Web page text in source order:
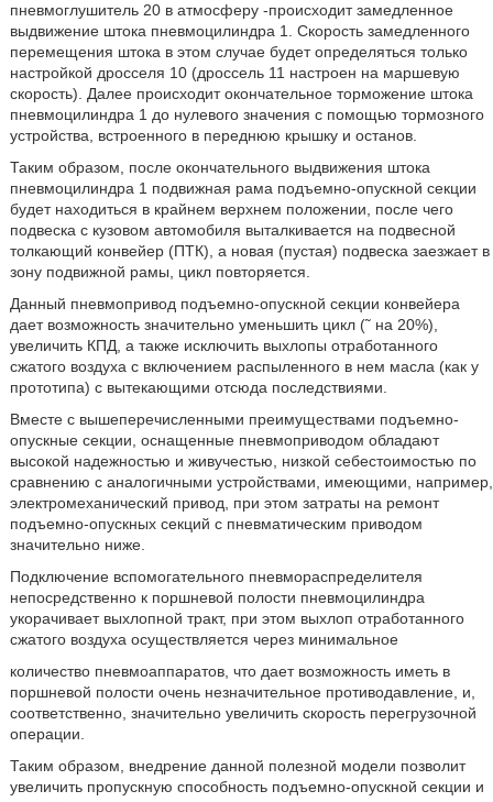
пневмоглушитель 20 в атмосферу -происходит замедленное
выдвижение штока пневмоцилиндра 1. Скорость замедленного
перемещения штока в этом случае будет определяться только
настройкой дросселя 10 (дроссель 11 настроен на маршевую
скорость). Далее происходит окончательное торможение штока
пневмоцилиндра 1 до нулевого значения с помощью тормозного
устройства, встроенного в переднюю крышку и останов.
Таким образом, после окончательного выдвижения штока
пневмоцилиндра 1 подвижная рама подъемно-опускной секции
будет находиться в крайнем верхнем положении, после чего
подвеска с кузовом автомобиля выталкивается на подвесной
толкающий конвейер (ПТК), а новая (пустая) подвеска заезжает в
зону подвижной рамы, цикл повторяется.
Данный пневмопривод подъемно-опускной секции конвейера
дает возможность значительно уменьшить цикл (˜ на 20%),
увеличить КПД, а также исключить выхлопы отработанного
сжатого воздуха с включением распыленного в нем масла (как у
прототипа) с вытекающими отсюда последствиями.
Вместе с вышеперечисленными преимуществами подъемно-
опускные секции, оснащенные пневмоприводом обладают
высокой надежностью и живучестью, низкой себестоимостью по
сравнению с аналогичными устройствами, имеющими, например,
электромеханический привод, при этом затраты на ремонт
подъемно-опускных секций с пневматическим приводом
значительно ниже.
Подключение вспомогательного пневмораспределителя
непосредственно к поршневой полости пневмоцилиндра
укорачивает выхлопной тракт, при этом выхлоп отработанного
сжатого воздуха осуществляется через минимальное
количество пневмоаппаратов, что дает возможность иметь в
поршневой полости очень незначительное противодавление, и,
соответственно, значительно увеличить скорость перегрузочной
операции.
Таким образом, внедрение данной полезной модели позволит
увеличить пропускную способность подъемно-опускной секции и